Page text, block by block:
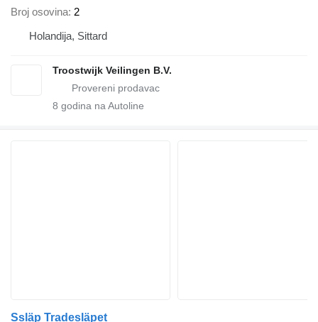
Broj osovina 2
Holandija, Sittard
Troostwijk Veilingen B.V.
8 godina na Autoline
Ssläp Tradesläpet